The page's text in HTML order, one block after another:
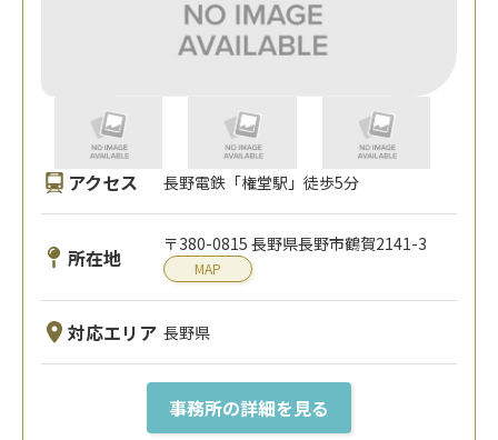
アクセス 長野電鉄「権堂駅」徒歩5分
所在地
〒380-0815 長野県長野市鶴賀2141-3
MAP
対応エリア 長野県
事務所の詳細を見る